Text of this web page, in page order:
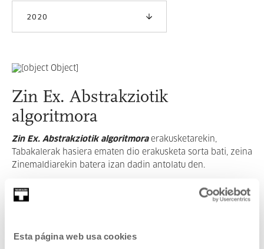
Esta página web usa cookies
2020
Zin Ex. Abstrakziotik
algoritmora
Zin Ex. Abstrakziotik algoritmoraerakusketarekin,
Tabakalerak hasiera ematen dio erakusketa sorta bati, zeina
Zinemaldiarekin batera izan dadin antolatu den.
GEHIAGO IRAKURRI
IKUSI ARTISTA ETA SORTZAILE GUZTIAK